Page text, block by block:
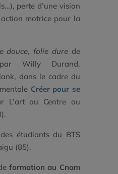
perte d’une vision
motrice pour la
douce, folie durede
Willy Durand,
dans le cadre du
Créer pour se
L’art au Centre au
étudiants du BTS
(85).
formation au Cnam